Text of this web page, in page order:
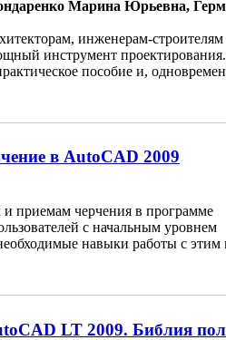
Марина Юрьевна,
инженерам-строителям
инструмент проектирования.
пособие и,
в AutoCAD 2009
приемам черчения в программе
с начальным уровнем
навыки работы с этим
LT 2009. Библия